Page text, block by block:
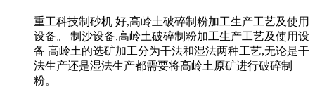
重工科技制砂机 好,高岭土破碎制粉加工生产工艺及使用
设备。 制沙设备,高岭土破碎制粉加工生产工艺及使用设
备 高岭土的选矿加工分为干法和湿法两种工艺,无论是干
法生产还是湿法生产都需要将高岭土原矿进行破碎制
粉。